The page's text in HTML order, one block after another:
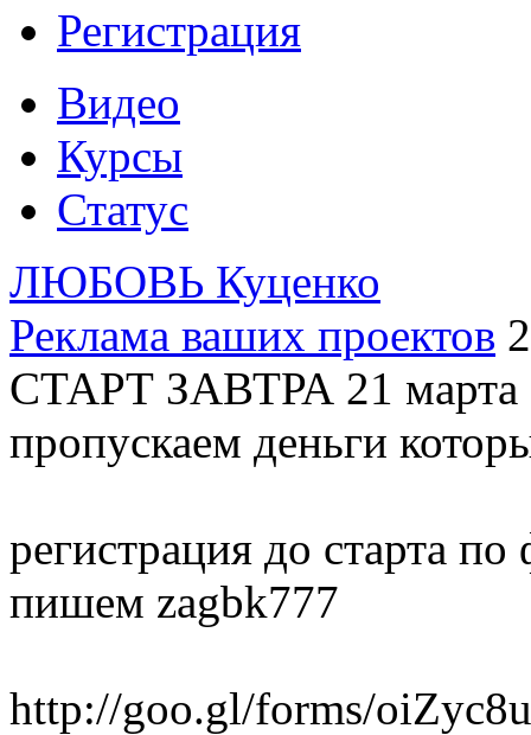
Регистрация
Видео
Курсы
Статус
ЛЮБОВЬ Куценко
Реклама ваших проектов
СТАРТ ЗАВТРА 21
пропускаем деньги
регистрация до старта
пишем zagbk777
http://goo.gl/forms/